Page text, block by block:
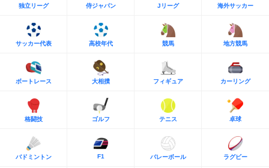
独立リーグ 侍ジャパン Jリーグ 海外サッカー
サッカー代表 高校年代 競馬 地方競馬
ボートレース 大相撲 フィギュア カーリング
格闘技 ゴルフ テニス 卓球
バドミントン F1 バレーボール ラグビー